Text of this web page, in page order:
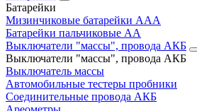
Батарейки
Мизинчиковые батарейки AAA
Батарейки пальчиковые АА
Выключатели "массы", провода АКБ
Выключатели "массы", провода АКБ
Выключатель массы
Автомобильные тестеры пробники
Соединительные провода АКБ